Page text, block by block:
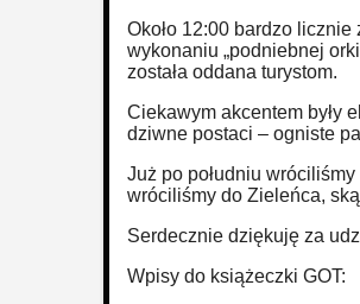
Około 12:00 bardzo
wykonaniu „podniebnej
została oddana turystom.
Ciekawym akcentem były
dziwne postaci – ogniste
Już po południu
wróciliśmy do Zieleńca,
Serdecznie dziękuję za
Wpisy do książeczki GOT: